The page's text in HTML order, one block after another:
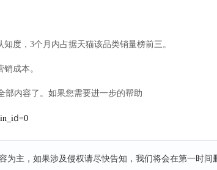
度，3个月内占据天猫该品类销量榜前三。
成本。
部内容了。如果您需要进一步的帮助
主，如果涉及侵权请尽快告知，我们将会在第一时间